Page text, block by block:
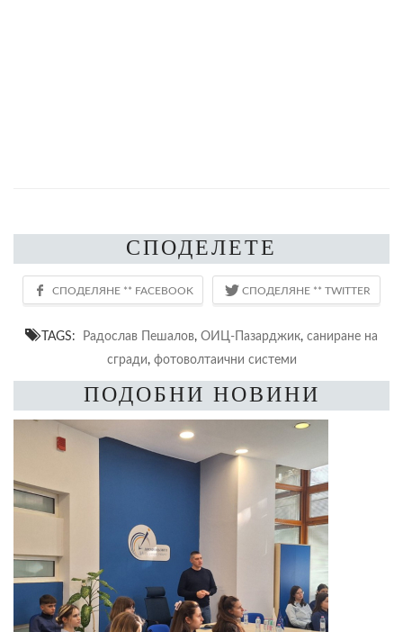
СПОДЕЛЕТЕ
TAGS: Радослав Пешалов, ОИЦ-Пазарджик, саниране на
сгради, фотоволтаични системи
ПОДОБНИ НОВИНИ